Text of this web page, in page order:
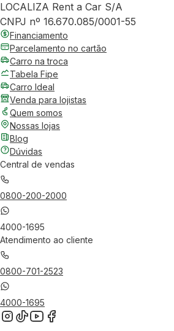
LOCALIZA Rent a Car S/A
CNPJ nº 16.670.085/0001-55
Financiamento
Parcelamento no cartão
Carro na troca
Tabela Fipe
Carro Ideal
Venda para lojistas
Quem somos
Nossas lojas
Blog
Dúvidas
Central de vendas
0800-200-2000
4000-1695
Atendimento ao cliente
0800-701-2523
4000-1695